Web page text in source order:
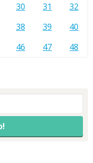
30 31
32
38 39
40
46 47 48